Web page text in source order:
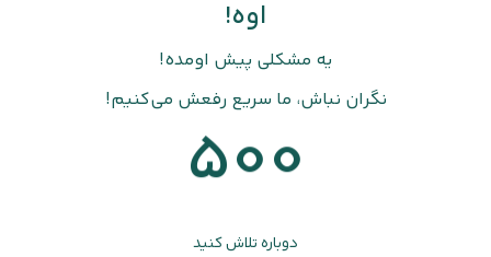
اوه!
یه مشکلی پیش اومده!
نگران نباش، ما سریع رفعش می‌کنیم!
500
دوباره تلاش کنید